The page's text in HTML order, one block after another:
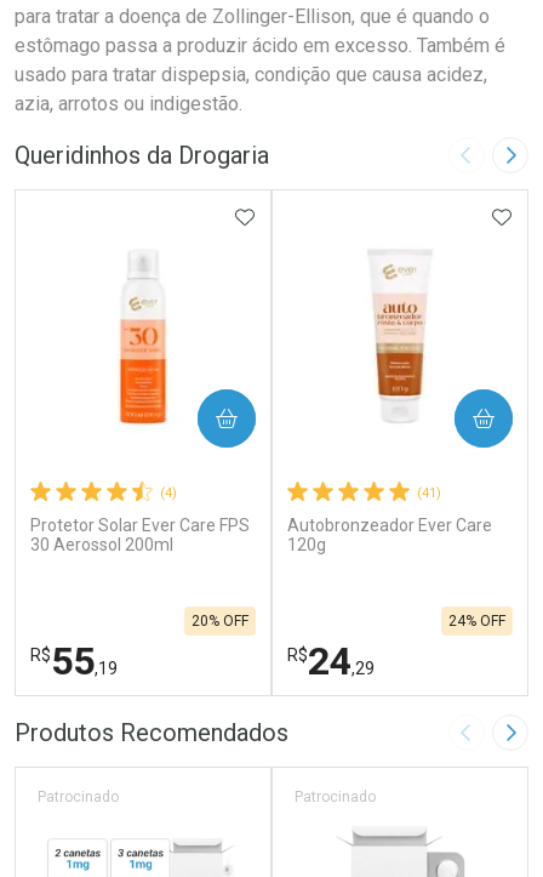
para tratar a doença de Zollinger-Ellison, que é quando o
estômago passa a produzir ácido em excesso. Também é
usado para tratar dispepsia, condição que causa acidez,
azia, arrotos ou indigestão.
Queridinhos da Drogaria Imagem
(4)
Protetor Solar Ever Care FPS
30 Aerossol 200ml
R$55,19
20% OFF
ADICIONAR AOS FAVORITOS
COMPRAR
FECHAR
Laboratório
FECHAR
Por Menos
(41)
Autobronzeador Ever Care
120g
R$24,29
24% OFF
COMPRAR
Laboratório
Por Menos
Produtos Recomendados Imagem
Patrocinado Patrocinado